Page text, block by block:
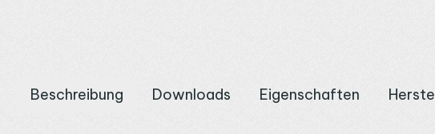
Beschreibung Downloads Eigenschaften